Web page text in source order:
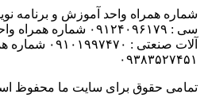
شماره همراه واحد آموزش و برنامه
سی : ۰۹۱۲۴۰۹۶۱۷۹
آلات صنعتی :
۰۹۳۸۳۵۲۷۴۵۱
تمامی حقوق برای سایت ما محفوظ